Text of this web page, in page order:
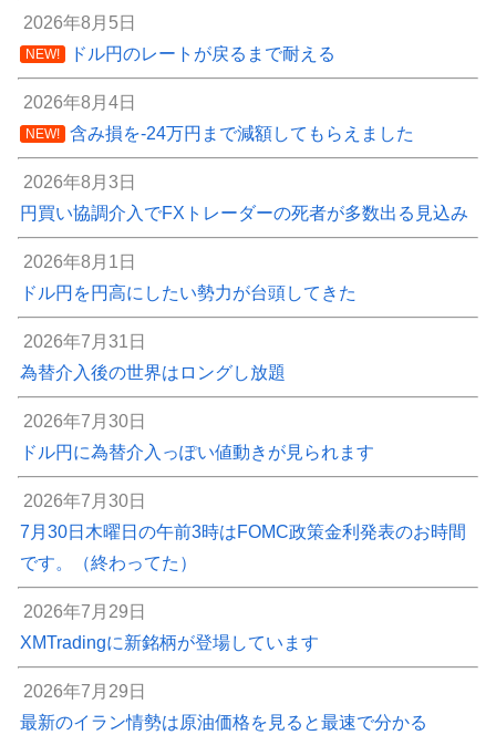
2026年8月5日
NEW! ドル円のレートが戻るまで耐える
2026年8月4日
NEW! 含み損を-24万円まで減額してもらえました
2026年8月3日
円買い協調介入でFXトレーダーの死者が多数出る見込み
2026年8月1日
ドル円を円高にしたい勢力が台頭してきた
2026年7月31日
為替介入後の世界はロングし放題
2026年7月30日
ドル円に為替介入っぽい値動きが見られます
2026年7月30日
7月30日木曜日の午前3時はFOMC政策金利発表のお時間
です。（終わってた）
2026年7月29日
XMTradingに新銘柄が登場しています
2026年7月29日
最新のイラン情勢は原油価格を見ると最速で分かる